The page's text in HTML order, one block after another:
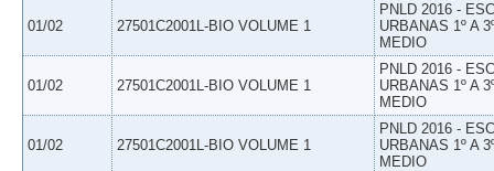
01/02 27501C2001L-BIO VOLUME 1
PNLD 2016 -
URBANAS 1º A
MEDIO
01/02 27501C2001L-BIO VOLUME 1
PNLD 2016 -
URBANAS 1º A
MEDIO
01/02 27501C2001L-BIO VOLUME 1
PNLD 2016 -
URBANAS 1º A
MEDIO